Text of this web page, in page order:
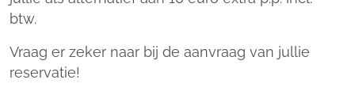
btw.
Vraag er zeker naar bij de aanvraag van jullie
reservatie!